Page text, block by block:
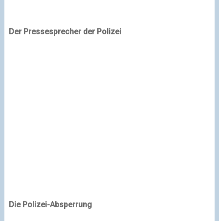
Der Pressesprecher der Polizei
Die Polizei-Absperrung